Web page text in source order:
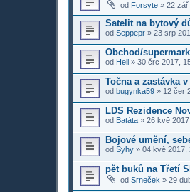
od Forsyte » 22 zář
Satelit na bytový
od Seppepr » 23 srp
Obchod/
od Hell » 30 črc 2017,
Točna a zastávka
od bugynka59 » 12 čer
LDS Rezidence
od Batáta » 26 kvě
Bojové umění,
od Syhy » 04 kvě 2017,
pět buků na Třetí
od Srneček » 29